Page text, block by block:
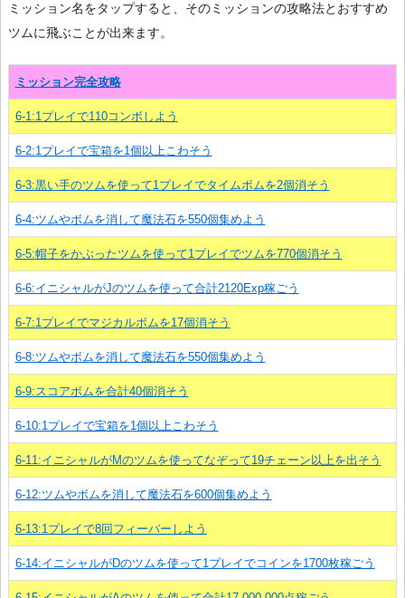
ミッション名をタップすると、そのミッションの攻略法とおすすめ
ツムに飛ぶことが出来ます。
ミッション完全攻略
6-1:1プレイで110コンボしよう
6-2:1プレイで宝箱を1個以上こわそう
6-3:黒い手のツムを使って1プレイでタイムボムを2個消そう
6-4:ツムやボムを消して魔法石を550個集めよう
6-5:帽子をかぶったツムを使って1プレイでツムを770個消そう
6-6:イニシャルがJのツムを使って合計2120Exp稼ごう
6-7:1プレイでマジカルボムを17個消そう
6-8:ツムやボムを消して魔法石を550個集めよう
6-9:スコアボムを合計40個消そう
6-10:1プレイで宝箱を1個以上こわそう
6-11:イニシャルがMのツムを使ってなぞって19チェーン以上を出そう
6-12:ツムやボムを消して魔法石を600個集めよう
6-13:1プレイで8回フィーバーしよう
6-14:イニシャルがDのツムを使って1プレイでコインを1700枚稼ごう